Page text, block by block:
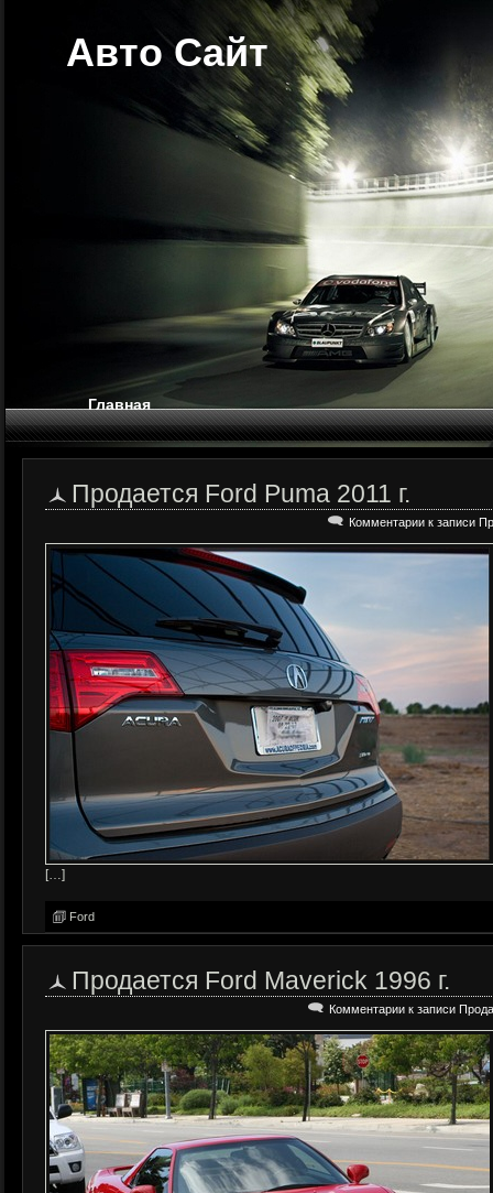
Авто Сайт
Главная
Продается Ford Puma 2011 г.
Комментарии к записи
[…]
Ford
Продается Ford Maverick 1996 г.
Комментарии к записи